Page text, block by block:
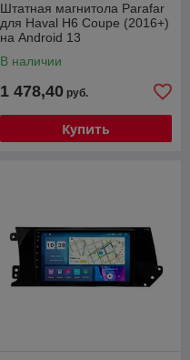
Штатная магнитола Parafar
для Haval H6 Coupe (2016+)
на Android 13
В наличии
1 478,40 руб.
Купить